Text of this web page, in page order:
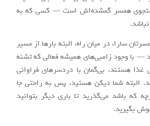
همسر گمشده‌اش است — کسی که به
سارا، در میان راه، البته بارها از مسیر
— با وجود زامبی‌های همیشه فعالی که تشنه
غذا هستند، بی‌گمان با دردسرهای فراوانی
البته شما دیکن هستید، پس به راحتی جا
که باشد می‌گذرید تا باری دیگر بتوانید
بگیرید.